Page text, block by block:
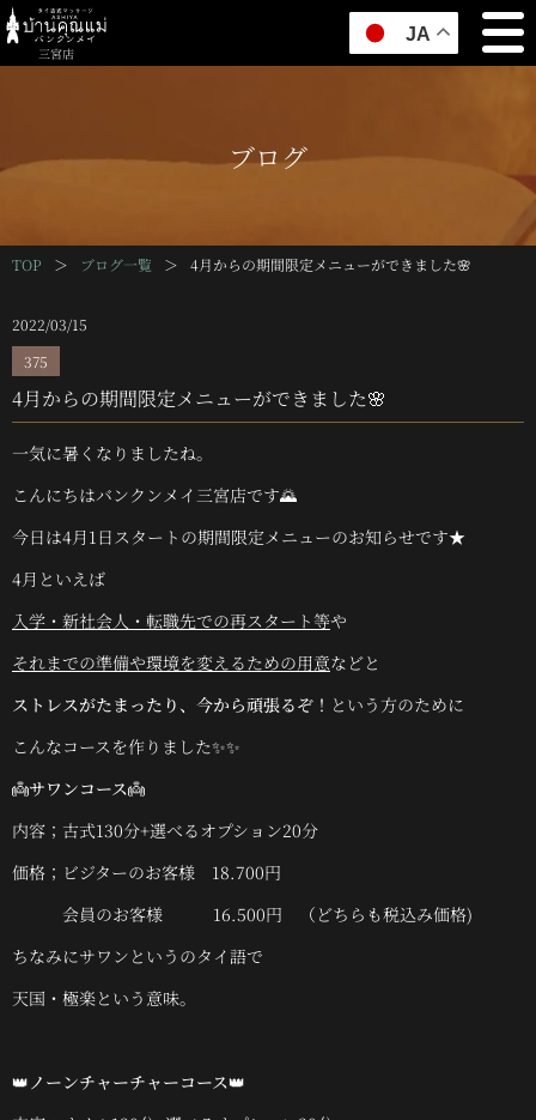
三宮店
ブログ
TOP ＞ ブログ一覧 ＞ 4月からの期間限定メニューができました🌸
2022/03/15
375
4月からの期間限定メニューができました🌸
一気に暑くなりましたね。
こんにちはバンクンメイ三宮店です🌄
今日は4月1日スタートの期間限定メニューのお知らせです★
4月といえば
入学・新社会人・転職先での再スタート等や
それまでの準備や環境を変えるための用意などと
ストレスがたまったり、今から頑張るぞ！ という方のために
こんなコースを作りました✨✨
👼サワンコース👼
内容；古式130分+選べるオプション20分
価格；ビジターのお客様 18.700円
会員のお客様 16.500円 （どちらも税込み価格)
ちなみにサワンというのタイ語で
天国・極楽という意味。
👑ノーンチャーチャーコース👑
JA